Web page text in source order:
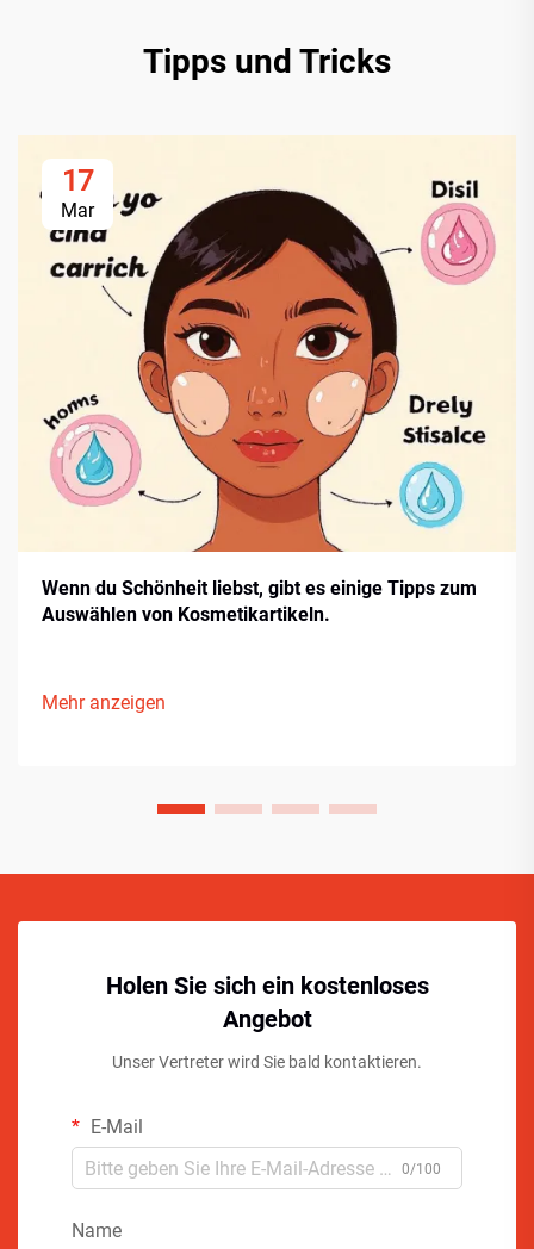
Tipps und Tricks
17
Mar
Wenn du Schönheit liebst, gibt es einige Tipps zum
Auswählen von Kosmetikartikeln.
Mehr anzeigen
Holen Sie sich ein kostenloses
Angebot
Unser Vertreter wird Sie bald kontaktieren.
E-Mail
0/100
Name